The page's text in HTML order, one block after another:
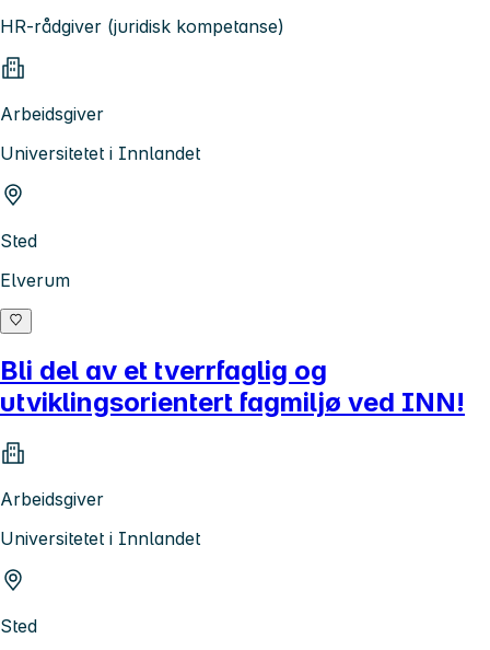
HR-rådgiver (juridisk kompetanse)
Arbeidsgiver
Universitetet i Innlandet
Sted
Elverum
Bli del av et tverrfaglig og
utviklingsorientert fagmiljø ved INN!
Arbeidsgiver
Universitetet i Innlandet
Sted